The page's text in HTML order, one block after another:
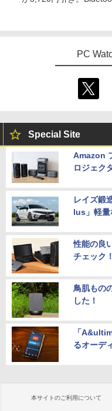
【
巌
PC
Special Site
Amazon
ロジェク
レイズ鍛
lus」軽量
性能の良
チェック！
鳥肌もの
した！
「
るオーデ
本サイトのご利用について